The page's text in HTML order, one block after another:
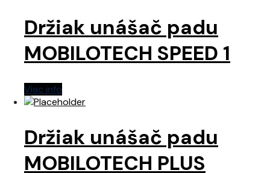
Držiak unášač padu
MOBILOTECH SPEED 1
Viac info
Držiak unášač padu
MOBILOTECH PLUS